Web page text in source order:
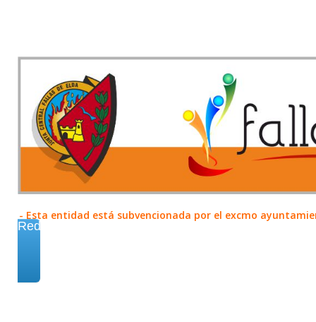
- Esta entidad está subvencionada por el excmo
Redes